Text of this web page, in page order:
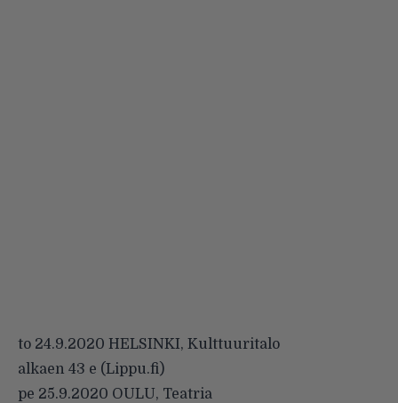
to 24.9.2020 HELSINKI, Kulttuuritalo
alkaen 43 e (Lippu.fi)
pe 25.9.2020 OULU, Teatria